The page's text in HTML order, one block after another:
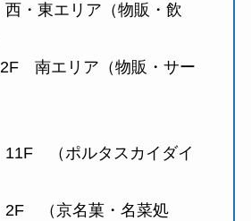
・東エリア（物販・飲
南エリア（物販・サー
（ポルタスカイダイ
2F （京名菓・名菜処